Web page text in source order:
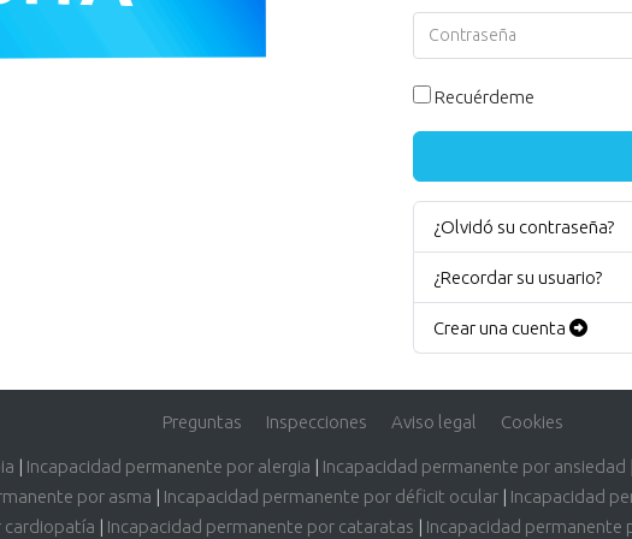
Contraseña
Recuérdeme
¿Olvidó su contraseña?
¿Recordar su usuario?
Crear una cuenta
Preguntas Inspecciones Aviso legal Cookies
| Incapacidad permanente por alergia | Incapacidad permanente por ansiedad
por asma | Incapacidad permanente por déficit ocular | Incapacidad
cardiopatía | Incapacidad permanente por cataratas | Incapacidad permanente